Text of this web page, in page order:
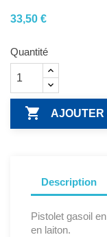
33,50 €
Quantité
 AJOUTER
Description
Pistolet gasoil
en laiton.